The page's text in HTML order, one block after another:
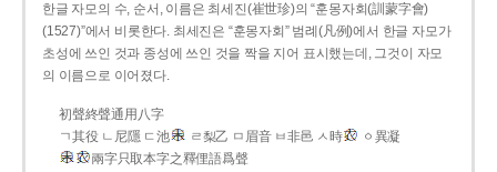
한글 자모의 수, 순서, 이름은 최세진(崔世珍)의 “훈몽자회(訓蒙字會)
(1527)”에서 비롯한다. 최세진은 “훈몽자회” 범례(凡例)에서 한글 자모가
초성에 쓰인 것과 종성에 쓰인 것을 짝을 지어 표시했는데, 그것이 자모
의 이름으로 이어졌다.
初聲終聲通用八字
ㄱ其役 ㄴ尼隱 ㄷ池
ㄹ梨乙 ㅁ眉音 ㅂ非邑 ㅅ時
ㆁ異凝
兩字只取本字之釋俚語爲聲